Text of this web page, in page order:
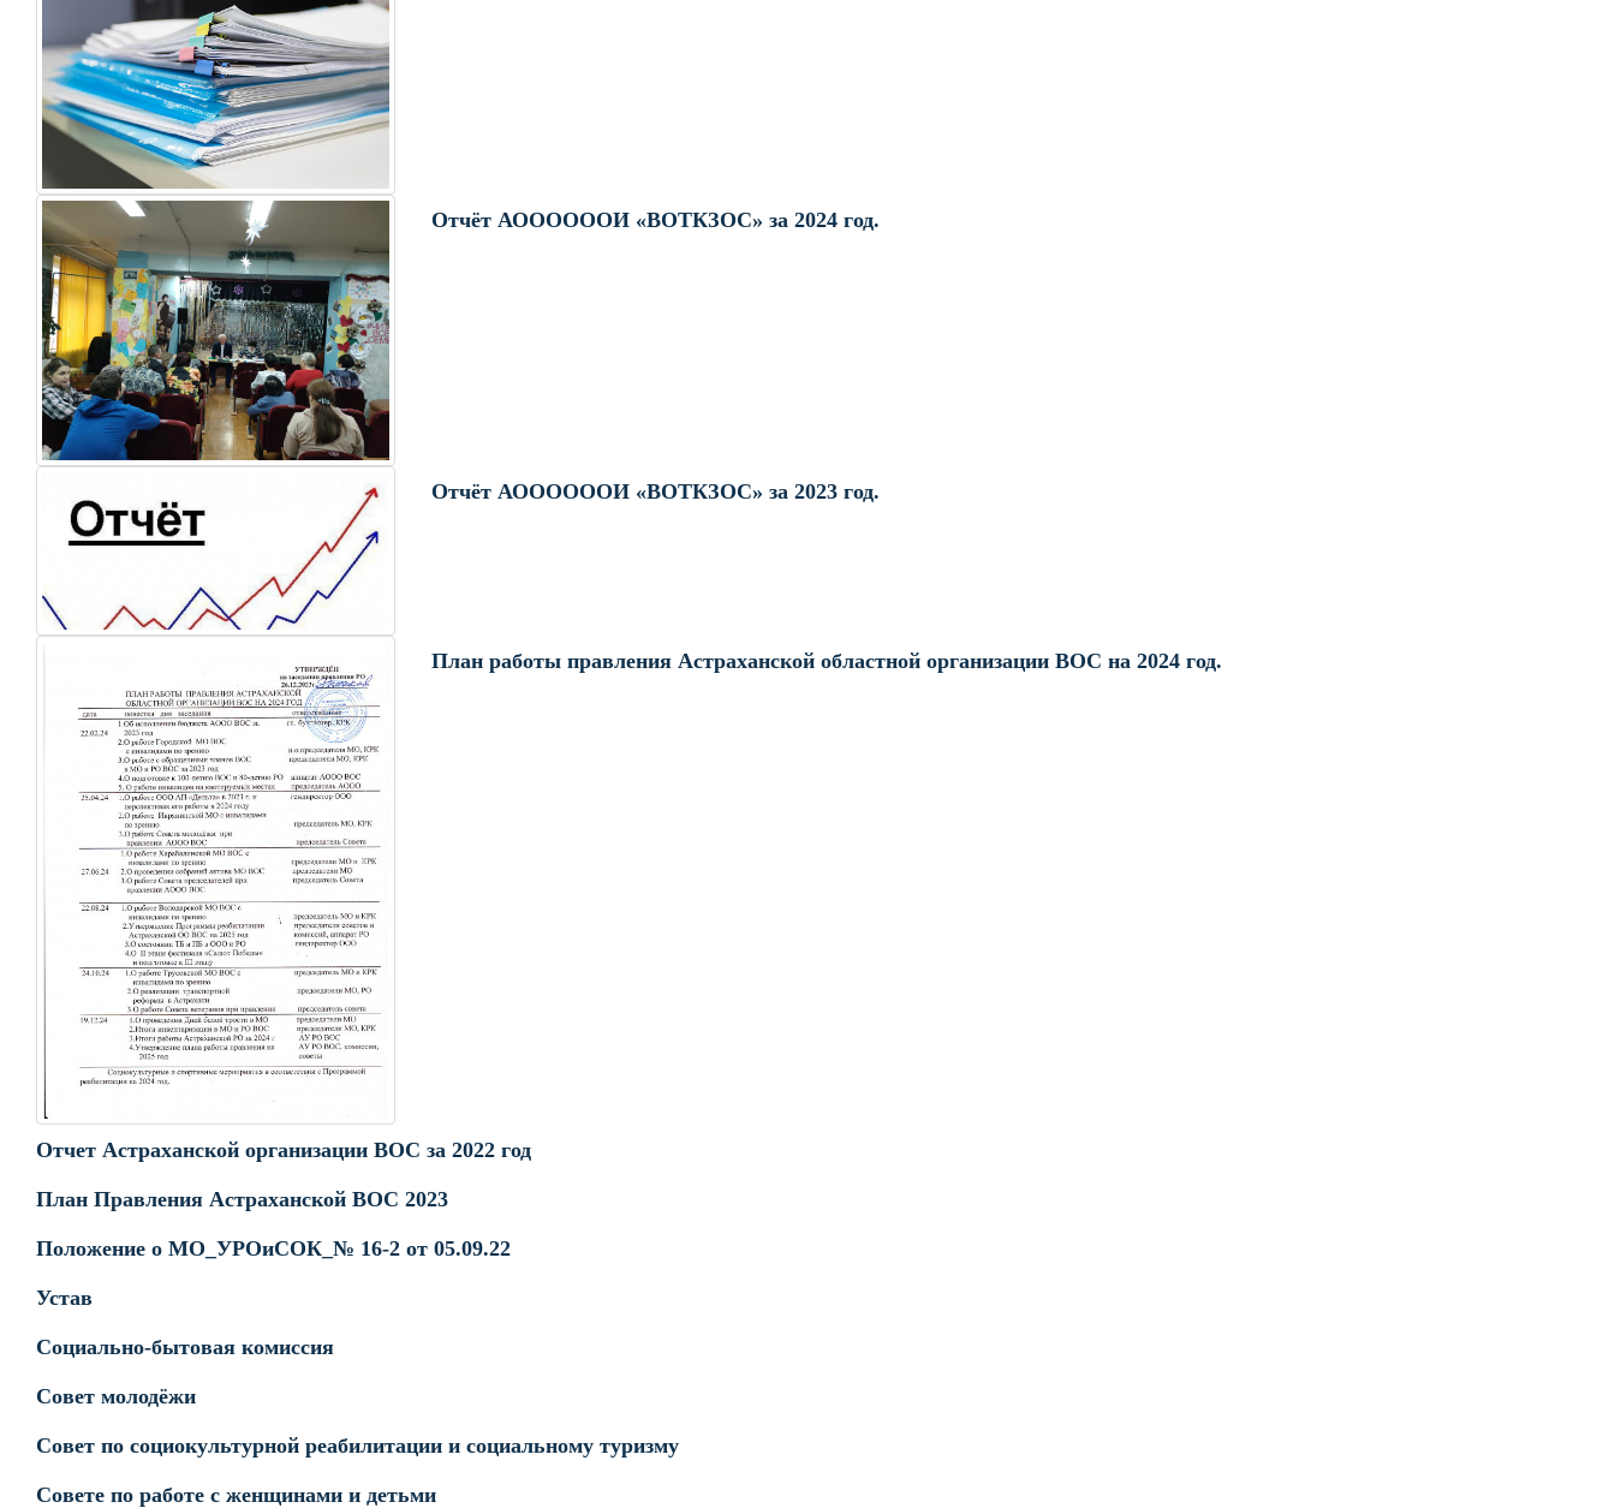
Отчёт АООООООИ «ВОТКЗОС» за 2024 год.
Отчёт АООООООИ «ВОТКЗОС» за 2023 год.
План работы правления Астраханской областной организации ВОС на 2024 год.
Отчет Астраханской организации ВОС за 2022 год
План Правления Астраханской ВОС 2023
Положение о МО_УРОиСОК_№ 16-2 от 05.09.22
Устав
Социально-бытовая комиссия
Cовет молодёжи
Совет по социокультурной реабилитации и социальному туризму
Совете по работе с женщинами и детьми